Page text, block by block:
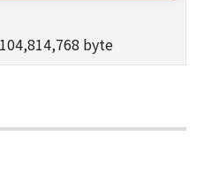
本ソフトウェアに関し
ーケティングジャパ
ヤノンのライセンサー
たは間接的な損失、
byte